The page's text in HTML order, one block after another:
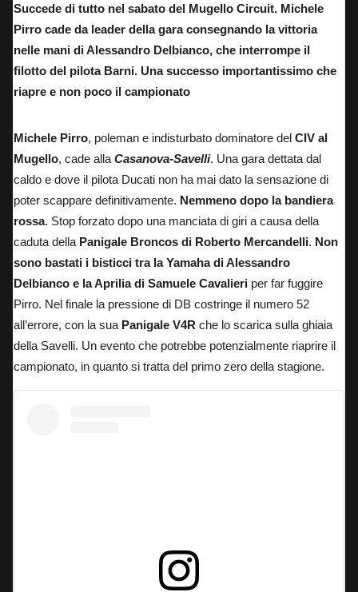
Succede di tutto nel sabato del Mugello Circuit. Michele
Pirro cade da leader della gara consegnando la vittoria
nelle mani di Alessandro Delbianco, che interrompe il
filotto del pilota Barni. Una successo importantissimo che
riapre e non poco il campionato
Michele Pirro, poleman e indisturbato dominatore del CIV al
Mugello, cade alla Casanova-Savelli. Una gara dettata dal
caldo e dove il pilota Ducati non ha mai dato la sensazione di
poter scappare definitivamente. Nemmeno dopo la bandiera
rossa. Stop forzato dopo una manciata di giri a causa della
caduta della Panigale Broncos di Roberto Mercandelli. Non
sono bastati i bisticci tra la Yamaha di Alessandro
Delbianco e la Aprilia di Samuele Cavalieri per far fuggire
Pirro. Nel finale la pressione di DB costringe il numero 52
all’errore, con la sua Panigale V4R che lo scarica sulla ghiaia
della Savelli. Un evento che potrebbe potenzialmente riaprire il
campionato, in quanto si tratta del primo zero della stagione.